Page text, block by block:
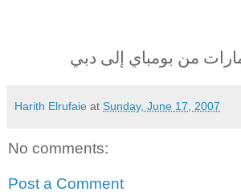
من بومباي إلى دبي
Harith Elrufaie at Sunday, June 17, 2007
No comments:
Post a Comment